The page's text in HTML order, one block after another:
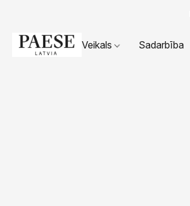
Veikals Sadarbība